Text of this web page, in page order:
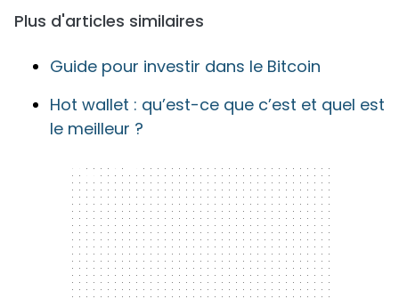
Plus d'articles similaires
Guide pour investir dans le Bitcoin
Hot wallet : qu’est-ce que c’est et quel est
le meilleur ?
300 x 250